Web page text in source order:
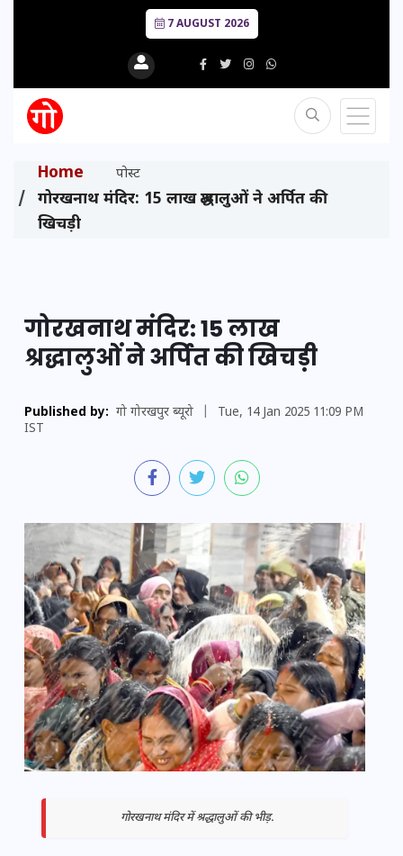
7 AUGUST 2026
Home पोस्ट
गोरखनाथ मंदिर: 15 लाख श्रद्धालुओं ने अर्पित की
खिचड़ी
गोरखनाथ मंदिर: 15 लाख
श्रद्धालुओं ने अर्पित की खिचड़ी
Published by: गो गोरखपुर ब्यूरो
Tue, 14 Jan 2025 11:09 PM
IST
गोरखनाथ मंदिर में श्रद्धालुओं की भीड़.